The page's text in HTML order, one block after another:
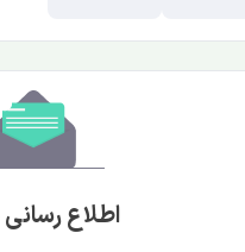
اطلاع